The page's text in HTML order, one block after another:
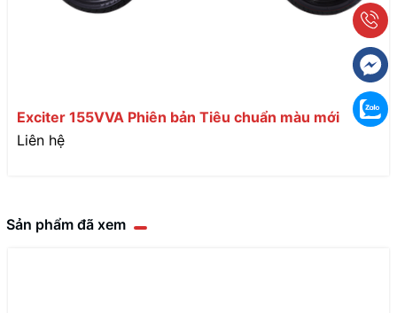
Exciter 155VVA Phiên bản Tiêu chuẩn màu mới
Liên hệ
Sản phẩm đã xem